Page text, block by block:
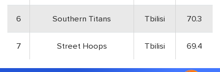
6 Southern Titans Tbilisi 70.3
7 Street Hoops Tbilisi 69.4